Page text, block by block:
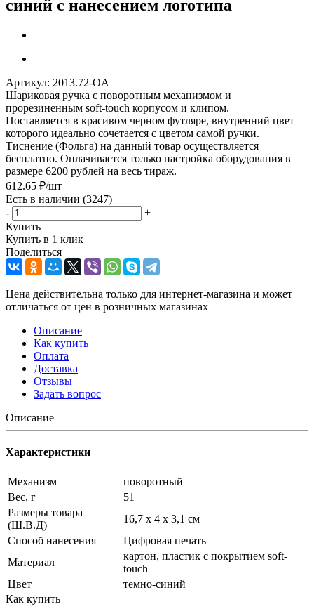
синий с нанесением логотипа
Артикул: 2013.72-OA
Шариковая ручка с поворотным механизмом и
прорезиненным soft-touch корпусом и клипом.
Поставляется в красивом черном футляре, внутренний цвет
которого идеально сочетается с цветом самой ручки.
Тиснение (Фольга) на данный товар осуществляется
бесплатно. Оплачивается только настройка оборудования в
размере 6200 рублей на весь тираж.
612.65 ₽/шт
Есть в наличии (3247)
-
+
Купить
Купить в 1 клик
Поделиться
Цена действительна только для интернет-магазина и может
отличаться от цен в розничных магазинах
Описание
Как купить
Оплата
Доставка
Отзывы
Задать вопрос
Описание
Характеристики
Механизм
поворотный
Вес, г
51
Размеры товара
(Ш.В.Д)
16,7 х 4 х 3,1 см
Способ нанесения
Цифровая печать
Материал
картон, пластик с покрытием soft-
touch
Цвет
темно-синий
Как купить